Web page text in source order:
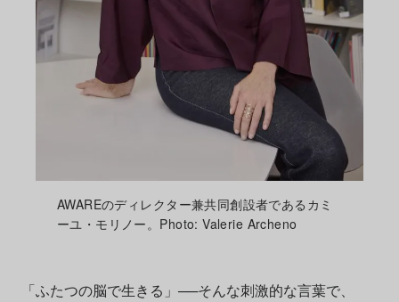
AWAREのディレクター兼共同創設者であるカミ
ーユ・モリノー。Photo: Valerie Archeno
「ふたつの脳で生きる」──そんな刺激的な言葉で、